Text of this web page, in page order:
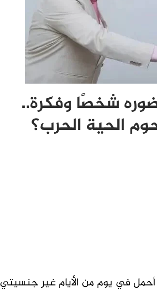
شخصًا وفكرة..
الحية الحرب؟
أحمل في يوم من الأيام غير جنسيتي